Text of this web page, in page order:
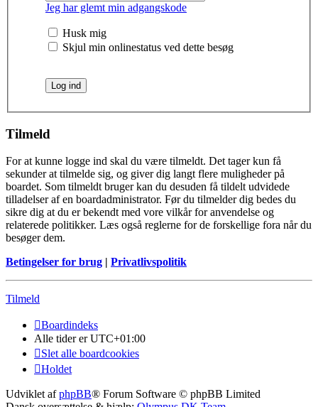
Jeg har glemt min adgangskode
Husk mig
Skjul min onlinestatus ved dette besøg
Tilmeld
For at kunne logge ind skal du være tilmeldt. Det tager kun få
sekunder at tilmelde sig, og giver dig langt flere muligheder på
boardet. Som tilmeldt bruger kan du desuden få tildelt udvidede
tilladelser af en boardadministrator. Før du tilmelder dig bedes du
sikre dig at du er bekendt med vore vilkår for anvendelse og
relaterede politikker. Læs også reglerne for de forskellige fora når du
besøger dem.
Betingelser for brug | Privatlivspolitik
Tilmeld
Boardindeks
Alle tider erUTC+01:00
Slet alle boardcookies
Holdet
Udviklet afphpBB® Forum Software © phpBB Limited